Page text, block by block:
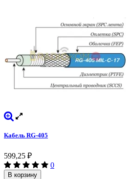
Кабель RG-405
599,25 ₽
0
В корзину